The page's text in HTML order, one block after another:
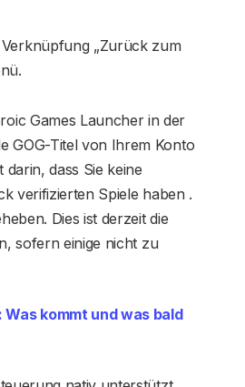
„Zurück zum
Games Launcher in der
GOG-Titel von Ihrem Konto
dass Sie keine
verifizierten Spiele haben .
Dies ist derzeit die
sofern einige nicht zu
Was kommt und was bald